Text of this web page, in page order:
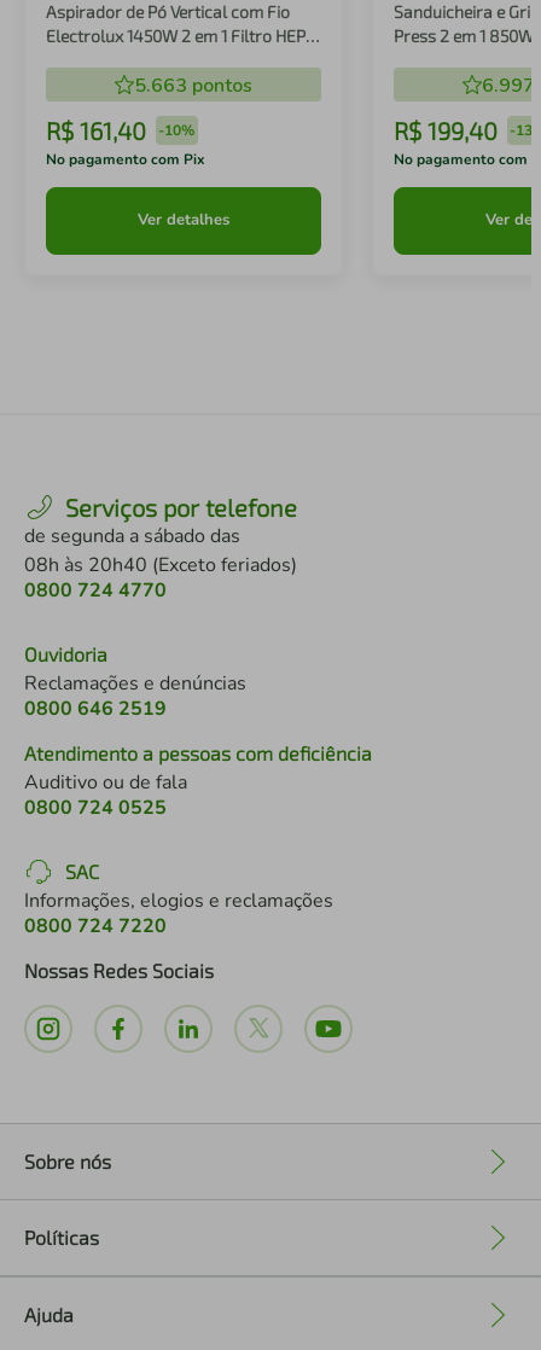
Aspirador de Pó Vertical com Fio
Electrolux 1450W 2 em 1 Filtro HEPA
5.663 pontos
R$ 161,40 -10%
No pagamento com Pix
Ver detalhes
Sanduicheira e
Press 2 em 1 850W
6.997
R$ 199,40 -
No pagamento com
Ver
Serviços por telefone
de segunda a sábado das
08h às 20h40 (Exceto feriados)
0800 724 4770
Ouvidoria
Reclamações e denúncias
0800 646 2519
Atendimento a pessoas com deficiência
Auditivo ou de fala
0800 724 0525
SAC
Informações, elogios e reclamações
0800 724 7220
Nossas Redes Sociais
Sobre nós
Políticas
Ajuda